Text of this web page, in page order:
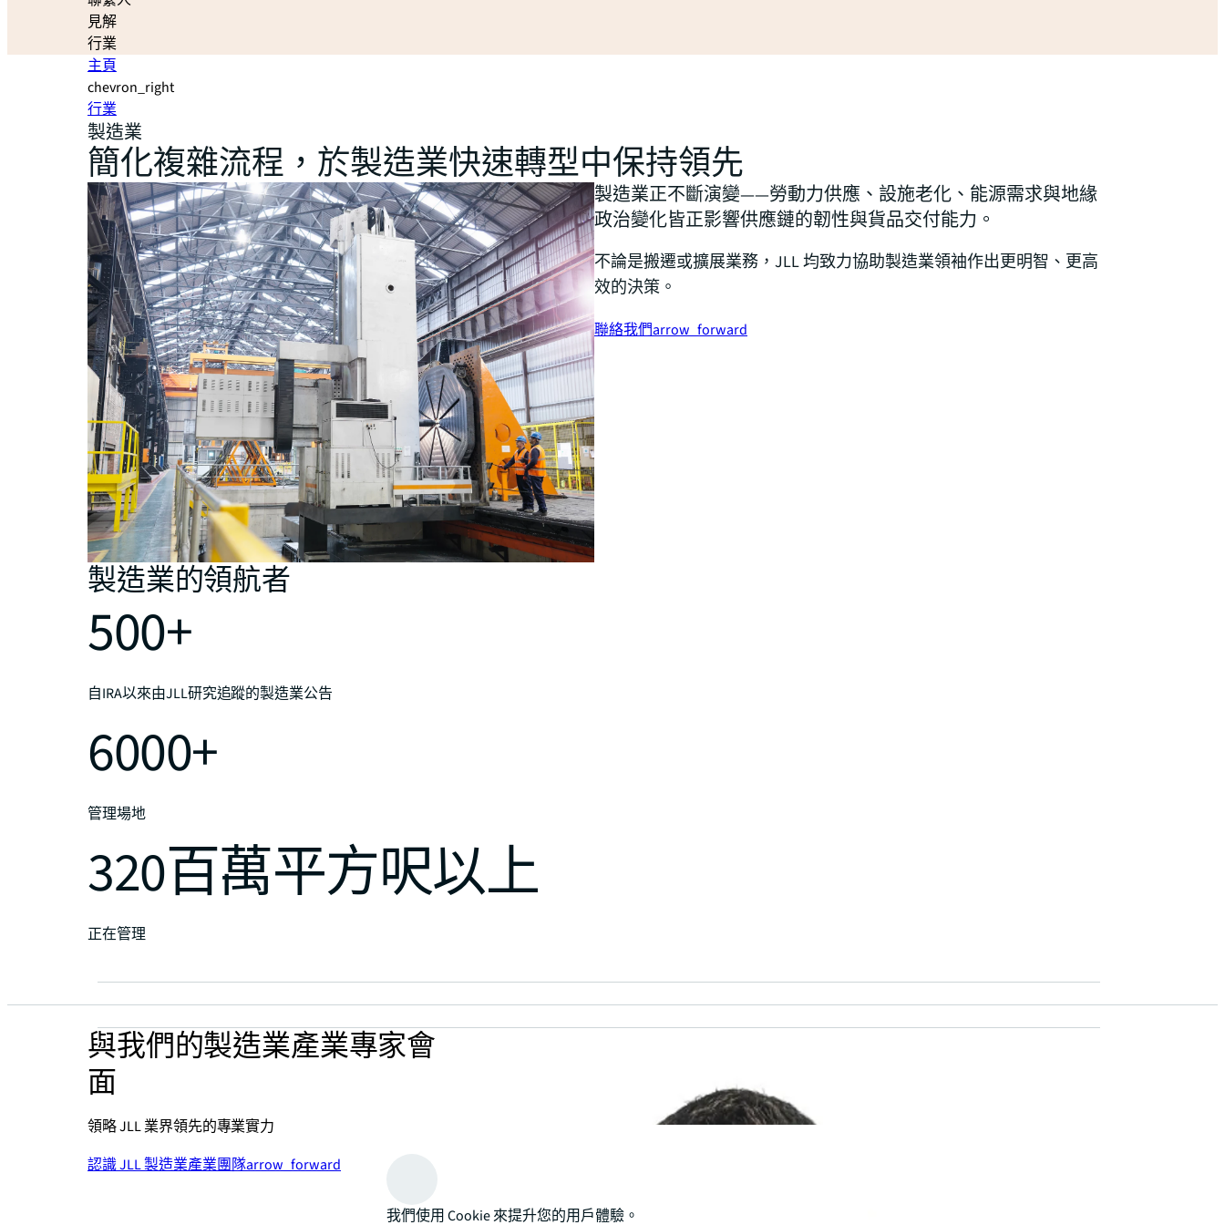
見解
行業
主頁
chevron_right
行業
製造業
簡化複雜流程，於製造業快速轉型中保持領先
製造業正不斷演變——勞動力供應、設施老化、能源需求與地緣
政治變化皆正影響供應鏈的韌性與貨品交付能力。
不論是搬遷或擴展業務，JLL 均致力協助製造業領袖作出更明智、更高
效的決策。
聯絡我們arrow_forward
製造業的領航者
500+
自IRA以來由JLL研究追蹤的製造業公告
6000+
管理場地
320百萬平方呎以上
正在管理
與我們的製造業產業專家會
面
領略 JLL 業界領先的專業實力
認識 JLL 製造業產業團隊arrow_forward
我們使用 Cookie 來提升您的用戶體驗。